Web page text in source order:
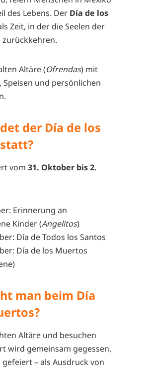
des Lebens. Der Día de los
Zeit, in der die Seelen der
Altäre (Ofrendas) mit
Speisen und persönlichen
der Día de los
vom 31. Oktober bis 2.
Erinnerung an
Kinder (Angelitos)
Día de Todos los Santos
Día de los Muertos
man beim Día
Altäre und besuchen
wird gemeinsam gegessen,
– als Ausdruck von